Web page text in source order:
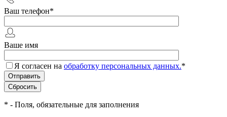
Ваш телефон*
Ваше имя
Я согласен на обработку персональных данных.*
* - Поля, обязательные для заполнения